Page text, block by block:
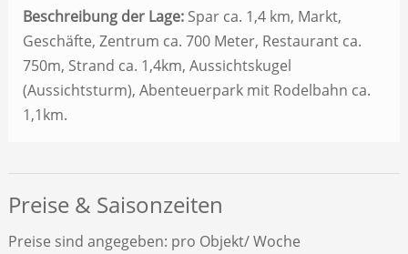
Beschreibung der Lage:Spar ca. 1,4 km, Markt,
Geschäfte, Zentrum ca. 700 Meter, Restaurant ca.
750m, Strand ca. 1,4km, Aussichtskugel
(Aussichtsturm), Abenteuerpark mit Rodelbahn ca.
1,1km.
Preise & Saisonzeiten
Preise sind angegeben: pro Objekt/ Woche